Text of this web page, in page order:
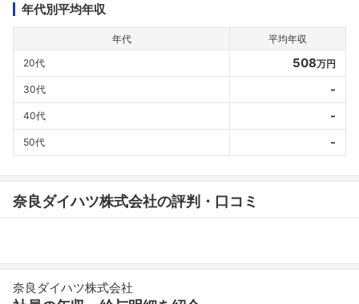
年代別平均年収
年代
平均年収
20代
508万円
30代 -
40代 -
50代 -
奈良ダイハツ株式会社の評判・口コミ
奈良ダイハツ株式会社